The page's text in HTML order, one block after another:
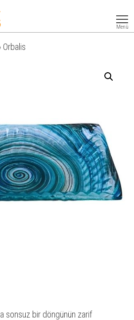
Glass
Menü
Orbalis
sonsuz bir döngünün zarif